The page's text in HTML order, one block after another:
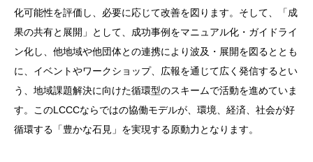
化可能性を評価し、必要に応じて改善を図ります。そして、「成
果の共有と展開」として、成功事例をマニュアル化・ガイドライ
ン化し、他地域や他団体との連携により波及・展開を図るととも
に、イベントやワークショップ、広報を通じて広く発信するとい
う、地域課題解決に向けた循環型のスキームで活動を進めていま
す。このLCCCならではの協働モデルが、環境、経済、社会が好
循環する「豊かな⽯⾒」を実現する原動⼒となります。